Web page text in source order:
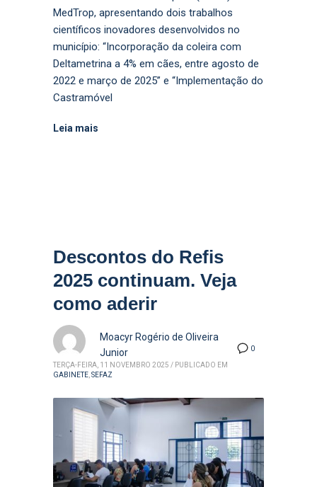
MedTrop, apresentando dois trabalhos
científicos inovadores desenvolvidos no
município: “Incorporação da coleira com
Deltametrina a 4% em cães, entre agosto de
2022 e março de 2025” e “Implementação do
Castramóvel
Leia mais
Descontos do Refis
2025 continuam. Veja
como aderir
0
Moacyr Rogério de Oliveira
Junior
TERÇA-FEIRA, 11 NOVEMBRO 2025 / PUBLICADO EM
GABINETE SEFAZ